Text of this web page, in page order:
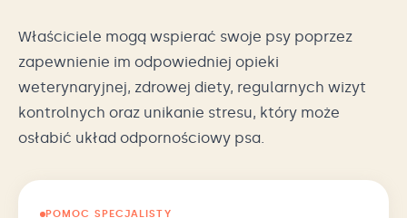
Właściciele mogą wspierać swoje psy poprzez
zapewnienie im odpowiedniej opieki
weterynaryjnej, zdrowej diety, regularnych wizyt
kontrolnych oraz unikanie stresu, który może
osłabić układ odpornościowy psa.
POMOC SPECJALISTY